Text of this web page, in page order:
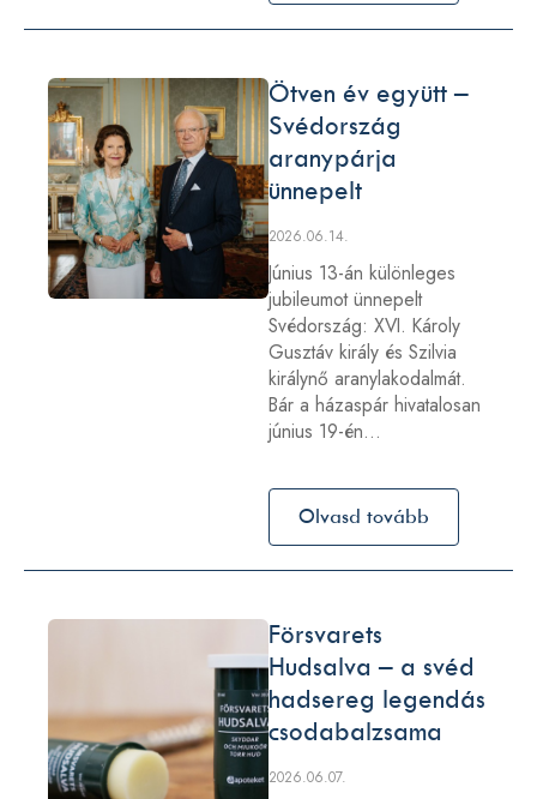
Ötven év együtt –
Svédország
aranypárja
ünnepelt
2026.06.14.
Június 13-án különleges
jubileumot ünnepelt
Svédország: XVI. Károly
Gusztáv király és Szilvia
királynő aranylakodalmát.
Bár a házaspár hivatalosan
június 19-én…
Olvasd tovább
Försvarets
Hudsalva – a svéd
hadsereg legendás
csodabalzsama
2026.06.07.